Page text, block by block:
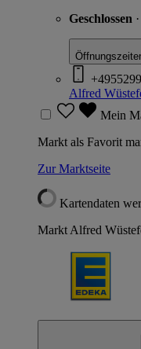
Geschlossen
Alfred
Mein
Markt als Favorit
Zur Marktseite
Kartendaten
Markt Alfred